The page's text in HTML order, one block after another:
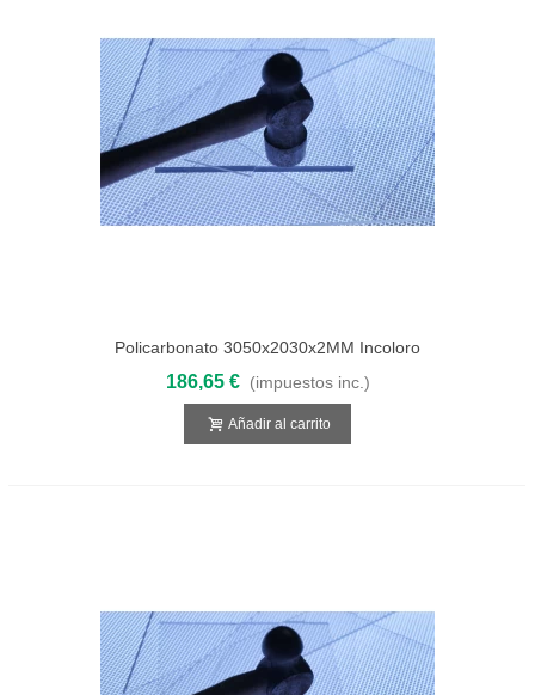
Policarbonato 3050x2030x2MM Incoloro
Compacto
186,65 € (impuestos inc.)
Añadir al carrito